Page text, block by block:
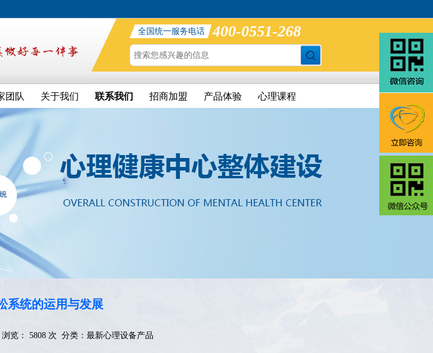
全国统一服务电话 400-0551-268
团队 关于我们 联系我们 招商加盟 产品体验 心理课程
系统的运用与发展
览： 5808 次 分类： 最新心理设备产品